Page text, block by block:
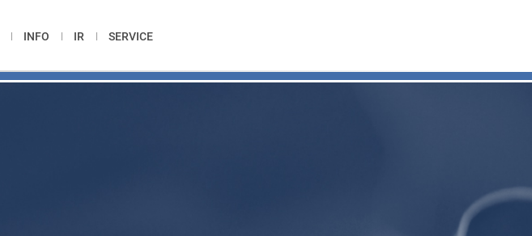
INFO IR SERVICE